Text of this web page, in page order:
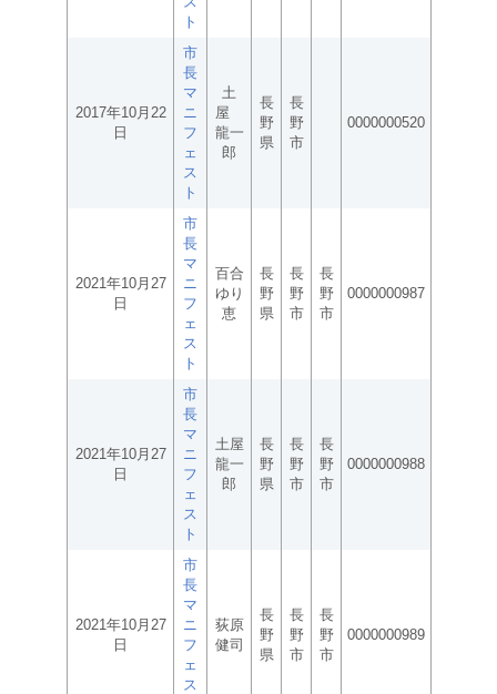
ト
2017年10月22
日
市
長
マ
ニ
フ
ェ
ス
ト
土
屋
龍一
郎
長
野
県
長
野
市
0000000520
2021年10月27
日
市
長
マ
ニ
フ
ェ
ス
ト
百合
ゆり
恵
長
野
県
長
野
市
長
野
市
0000000987
2021年10月27
日
市
長
マ
ニ
フ
ェ
ス
ト
土屋
龍一
郎
長
野
県
長
野
市
長
野
市
0000000988
2021年10月27
日
市
長
マ
ニ
フ
ェ
ス
荻原
健司
長
野
県
長
野
市
長
野
市
0000000989